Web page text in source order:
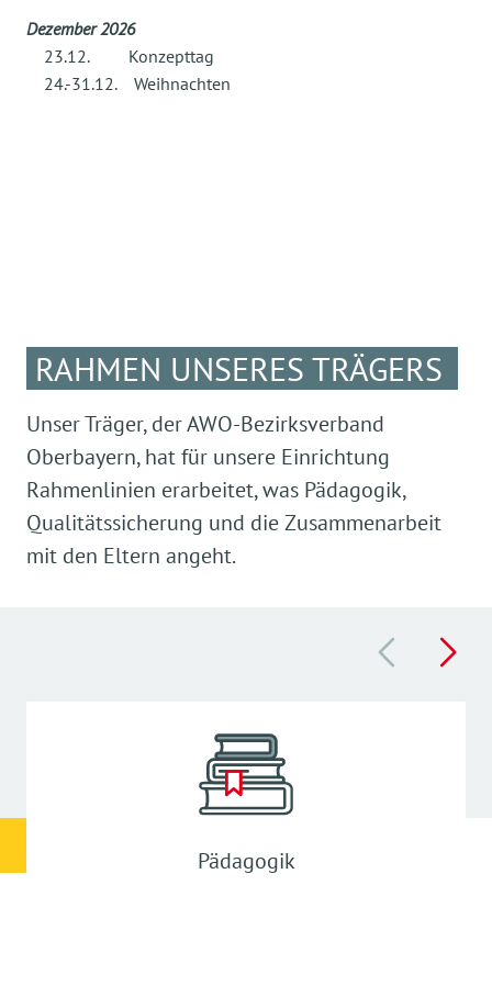
35,00 €
> Buchungszeit bis zu 6 Stunden monatl.
100,00 €
Dezember 2026
23.12. Konzepttag
24.-31.12. Weihnachten
RAHMEN UNSERES TRÄGERS
Unser Träger, der AWO-Bezirksverband
Oberbayern, hat für unsere Einrichtung
Rahmenlinien erarbeitet, was Pädagogik,
Qualitätssicherung und die Zusammenarbeit
mit den Eltern angeht.
Pädagogik